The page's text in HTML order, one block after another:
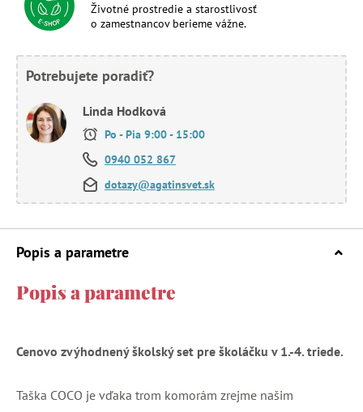
Životné prostredie a starostlivosť
o zamestnancov berieme vážne.
Potrebujete poradiť?
Linda Hodková
Po - Pia 9:00 - 15:00
0940 052 867
dotazy@agatinsvet.sk
Popis a parametre
Popis a parametre
Cenovo zvýhodnený školský set pre školáčku v 1.-4. triede.
Taška COCO je vďaka trom komorám zrejme našim